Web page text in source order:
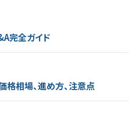
完全ガイド
格相場、進め方、注意点